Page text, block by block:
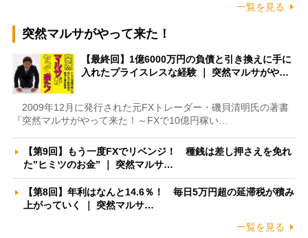
一覧を見る
突然マルサがやって来た！
【最終回】1億6000万円の負債と引き換えに手に
入れたプライスレスな経験 ｜ 突然マルサがや…
2009年12月に発行された元FXトレーダー・磯貝清明氏の著書
『突然マルサがやって来た！～FXで10億円稼い…
【第9回】もう一度FXでリベンジ！ 種銭は差し押さえを免れ
た”ヒミツのお金” ｜ 突然マルサ…
【第8回】年利はなんと14.6％！ 毎日5万円超の延滞税が積み
上がっていく ｜ 突然マルサ…
一覧を見る